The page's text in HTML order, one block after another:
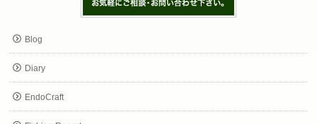
Blog
Diary
EndoCraft